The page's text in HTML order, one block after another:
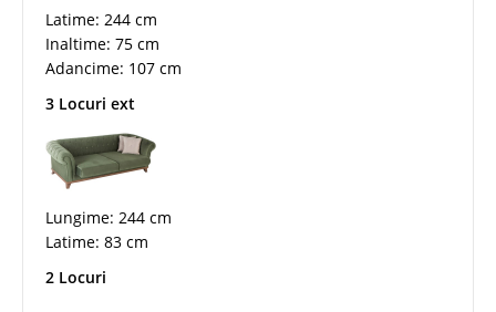
Latime: 244 cm
Inaltime: 75 cm
Adancime: 107 cm
3 Locuri ext
Lungime: 244 cm
Latime: 83 cm
2 Locuri